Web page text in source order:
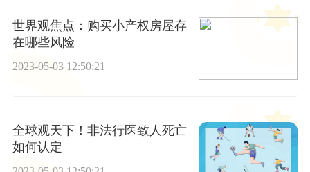
世界观焦点：购买小产权房屋存
在哪些风险
2023-05-03 12:50:21
全球观天下！非法行医致人死亡
如何认定